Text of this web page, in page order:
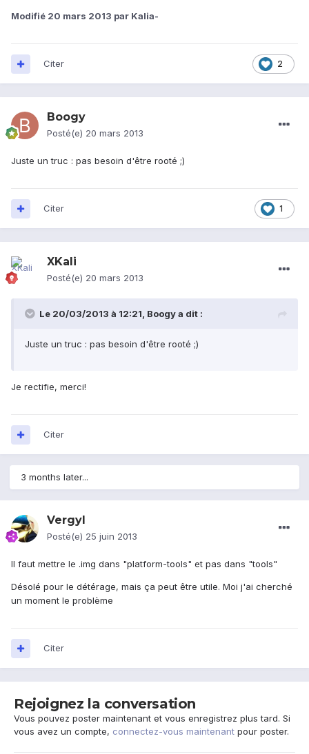
Modifié 20 mars 2013 par Kalia-
2
Citer
Boogy
Posté(e) 20 mars 2013
Juste un truc : pas besoin d'être rooté ;)
1
Citer
XKali
Posté(e) 20 mars 2013
Le 20/03/2013 à 12:21, Boogy a dit :
Juste un truc : pas besoin d'être rooté ;)
Je rectifie, merci!
Citer
3 months later...
Vergyl
Posté(e) 25 juin 2013
Il faut mettre le .img dans "platform-tools" et pas dans "tools"
Désolé pour le détérage, mais ça peut être utile. Moi j'ai cherché
un moment le problème
Citer
Rejoignez la conversation
Vous pouvez poster maintenant et vous enregistrez plus tard. Si
vous avez un compte, connectez-vous maintenant pour poster.